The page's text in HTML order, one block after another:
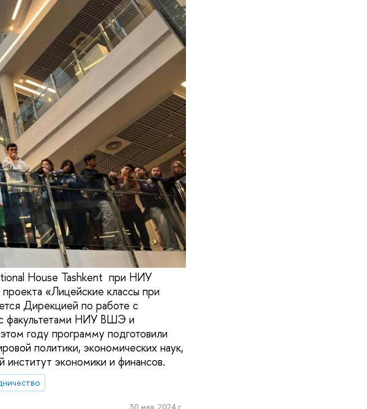
House Tashkent при НИУ
«Лицейские классы при
Дирекцией по работе с
факультетами НИУ ВШЭ и
году программу подготовили
политики, экономических наук,
экономики и финансов.
30 мая, 2024 г.